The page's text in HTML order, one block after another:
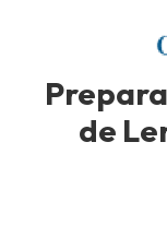
de